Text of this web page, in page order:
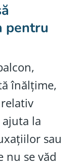
pentru
înălțime,
la
sau
nu se văd